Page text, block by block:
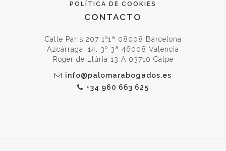
POLÍTICA DE COOKIES
CONTACTO
Calle Paris 207 1º1ª 08008 Barcelona
Azcárraga, 14, 3º 3ª 46008 Valencia
Roger de Llúria 13 A 03710 Calpe
info@palomarabogados.es
+34 960 663 625